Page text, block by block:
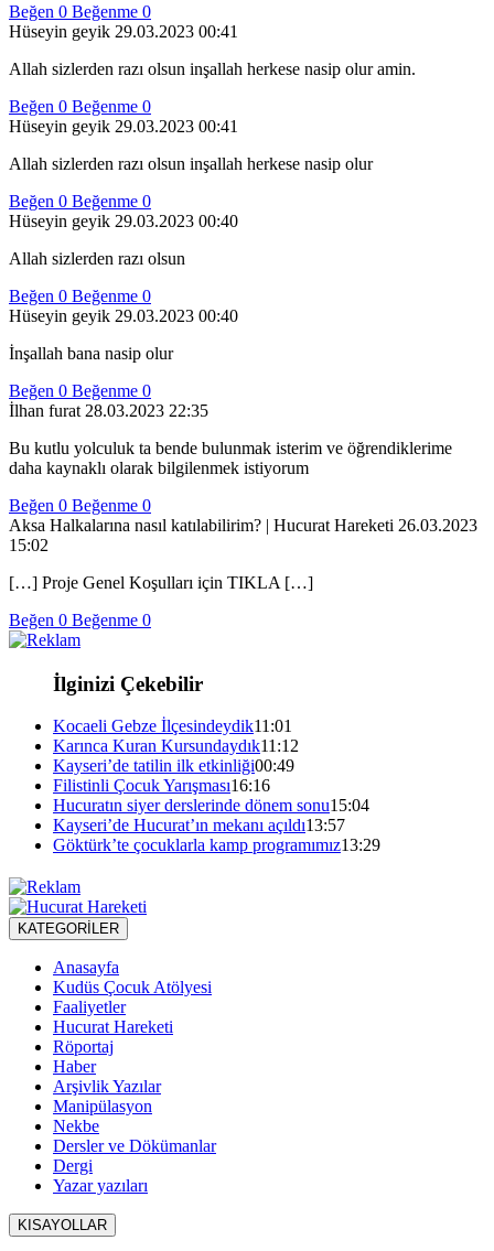
Beğen 0 Beğenme 0
Hüseyin geyik 29.03.2023 00:41
Allah sizlerden razı olsun inşallah herkese nasip olur amin.
Beğen 0 Beğenme 0
Hüseyin geyik 29.03.2023 00:41
Allah sizlerden razı olsun inşallah herkese nasip olur
Beğen 0 Beğenme 0
Hüseyin geyik 29.03.2023 00:40
Allah sizlerden razı olsun
Beğen 0 Beğenme 0
Hüseyin geyik 29.03.2023 00:40
İnşallah bana nasip olur
Beğen 0 Beğenme 0
İlhan furat 28.03.2023 22:35
Bu kutlu yolculuk ta bende bulunmak isterim ve öğrendiklerime
daha kaynaklı olarak bilgilenmek istiyorum
Beğen 0 Beğenme 0
Aksa Halkalarına nasıl katılabilirim? | Hucurat Hareketi 26.03.2023
15:02
[…] Proje Genel Koşulları için TIKLA […]
Beğen 0 Beğenme 0
İlginizi Çekebilir
Kocaeli Gebze İlçesindeydik11:01
Karınca Kuran Kursundaydık11:12
Kayseri’de tatilin ilk etkinliği00:49
Filistinli Çocuk Yarışması16:16
Hucuratın siyer derslerinde dönem sonu15:04
Kayseri’de Hucurat’ın mekanı açıldı13:57
Göktürk’te çocuklarla kamp programımız13:29
KATEGORİLER
Anasayfa
Kudüs Çocuk Atölyesi
Faaliyetler
Hucurat Hareketi
Röportaj
Haber
Arşivlik Yazılar
Manipülasyon
Nekbe
Dersler ve Dökümanlar
Dergi
Yazar yazıları
KISAYOLLAR